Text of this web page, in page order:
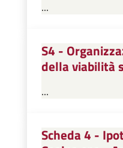
...
S4 -
della viabilità
...
Scheda 4 -